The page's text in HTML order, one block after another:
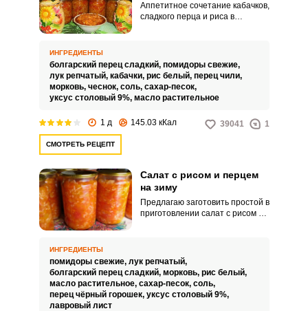
Аппетитное сочетание кабачков,
сладкого перца и риса в
превосходит по вкусу мировой
бренд, хотя идея её рецепта
пришла как - раз от дяди Бенса
и приобрела массу вариаций из
различных ингредиентов.
ИНГРЕДИЕНТЫ
болгарский перец сладкий, помидоры свежие,
лук репчатый, кабачки, рис белый, перец чили,
морковь, чеснок, соль, сахар-песок,
уксус столовый 9%, масло растительное
1 д 145.03 кКал 39041 1
СМОТРЕТЬ РЕЦЕПТ
Салат с рисом и перцем
на зиму
Предлагаю заготовить простой в
приготовлении салат с рисом и
качестве закуски или
использовать для
приготовления, например,
ленивых голубцов, добавив
мясной фарш.
ИНГРЕДИЕНТЫ
помидоры свежие, лук репчатый,
болгарский перец сладкий, морковь, рис белый,
масло растительное, сахар-песок, соль,
перец чёрный горошек, уксус столовый 9%,
лавровый лист